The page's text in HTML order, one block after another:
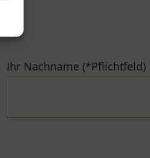
Ihr Nachname (*Pflichtfeld)